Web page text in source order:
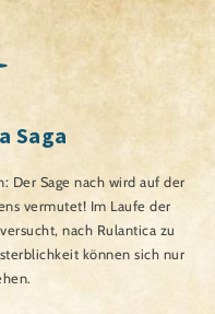
Saga
Der Sage nach wird auf der
vermutet! Im Laufe der
nach Rulantica zu
können sich nur